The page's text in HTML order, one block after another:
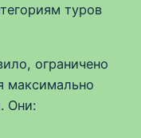
туров
ограничено
максимально
Они: